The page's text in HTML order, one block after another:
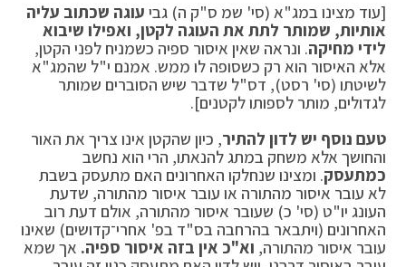
[עוד מצינו במג"א (סי' שמ ס"ק ה) גבי עוגה שכתוב עליה
אותיות, שמותר לתת את העוגה לקטן, ואפילו שיבוא
לידי מחיקה. ונראה שאין איסור ספיה כשמניח לפני הקטן,
אלא האיסור הוא רק כשסופה לו ממש. אמנם י"ל שהמג"א
לשיטתו (סי' רסט), דס"ל שדבר שיש הסוברים שמותר
לגדולים, מותר לספותו לקטנים].
טעם נוסף יש לדון להתיר, כיון שהקטן אינו צריך את האור
והחושך אלא משחק במתג להנאתו, הרי הוא נחשב
כמתעסק. ומצינו שנחלקו האחרונים האם מתעסק בשבת
לא עובר איסור מהתורה או עובר איסור מהתורה, שדעת
העונג יו"ט (סי' כ) שעובר איסור מהתורה, אולם דעת רוב
האחרונים (ויתבאר בהרחבה בס"ד בפ' אחרי־קדושים) שאינו
עובר איסור מהתורה, וא"כ אין בזה איסור ספיה. אך שמא